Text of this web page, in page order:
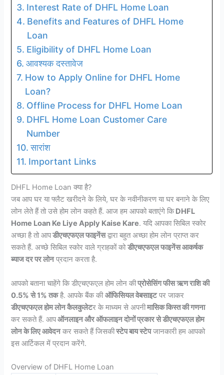
Interest Rate of DHFL Home Loan
Benefits and Features of DHFL Home
Loan
Eligibility of DHFL Home Loan
आवश्यक दस्तावेज
How to Apply Online for DHFL Home
Loan?
Offline Process for DHFL Home Loan
DHFL Home Loan Customer Care
Number
सारांश
Important Links
DHFL Home Loan क्या है?
जब आप घर या फ्लैट खरीदने के लिये, घर के नवीनीकरण या घर बनाने के लिए
लोन लेते हैं तो उसे होम लोन कहते हैं. आज हम आपको बताएंगे किDHFL
Home Loan Ke Liye Apply Kaise Kare. यदि आपका सिबिल स्कोर
अच्छा है तो आपडीएचएफएल फाइनेंसद्वारा बहुत अच्छा होम लोन प्राप्त कर
सकते हैं. अच्छे सिबिल स्कोर वाले ग्राहकों कोडीएचएफएल फाइनेंस आकर्षक
ब्याज दर पर लोनप्रदान करता है.
आपको बताना चाहेंगे कि डीएचएफएल होम लोन कीप्रोसेसिंग फीस ऋण राशि की
0.5% से 1% तकहै. आपके बैंक कीऑफिसियल वेबसाइटपर जाकर
डीएचएफएल होम लोन कैलकुलेटर के माध्यम से अपनीमासिक किस्त की गणना
कर सकते हैं. आपऑनलाइन और ऑफलाइन दोनों प्रकार से डीएचएफएल होम
लोन के लिए आवेदनकर सकते हैं जिसकीस्टेप बाय स्टेपजानकारी हम आपको
इस आर्टिकल में प्रदान करेंगे.
Overview of DHFL Home Loan